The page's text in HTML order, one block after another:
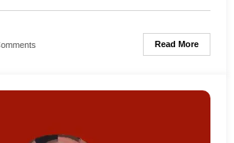
Read More